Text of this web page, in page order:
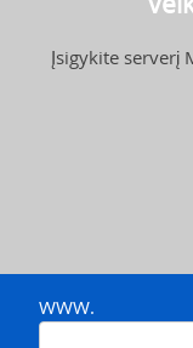
Įsigykite serverį
WWW.